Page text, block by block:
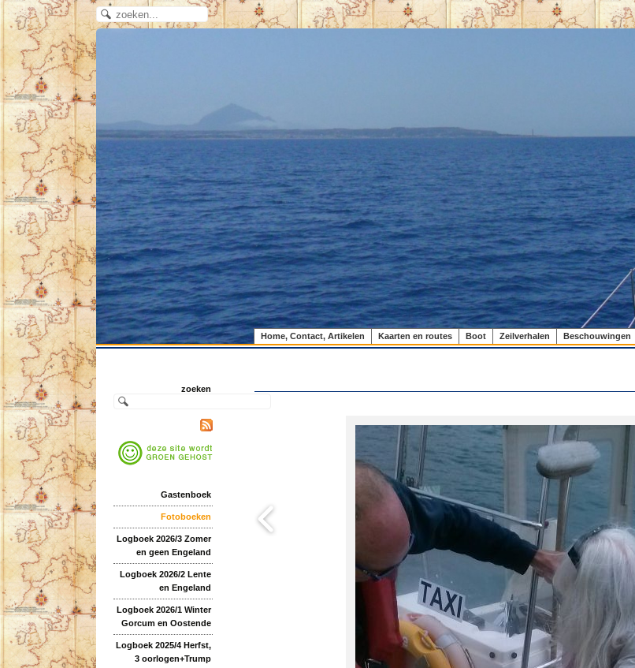
Home, Contact, Artikelen Kaarten en routes Boot Zeilverhalen Beschouwingen
zoeken
Gastenboek
Fotoboeken
Logboek 2026/3 Zomer
en geen Engeland
Logboek 2026/2 Lente
en Engeland
Logboek 2026/1 Winter
Gorcum en Oostende
Logboek 2025/4 Herfst,
3 oorlogen+Trump